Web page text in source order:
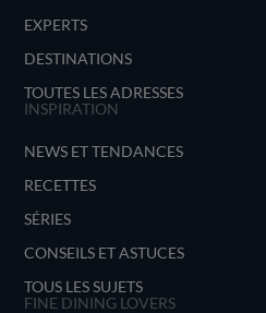
EXPERTS
DESTINATIONS
TOUTES LES ADRESSES
INSPIRATION
NEWS ET TENDANCES
RECETTES
SÉRIES
CONSEILS ET ASTUCES
TOUS LES SUJETS
FINE DINING LOVERS